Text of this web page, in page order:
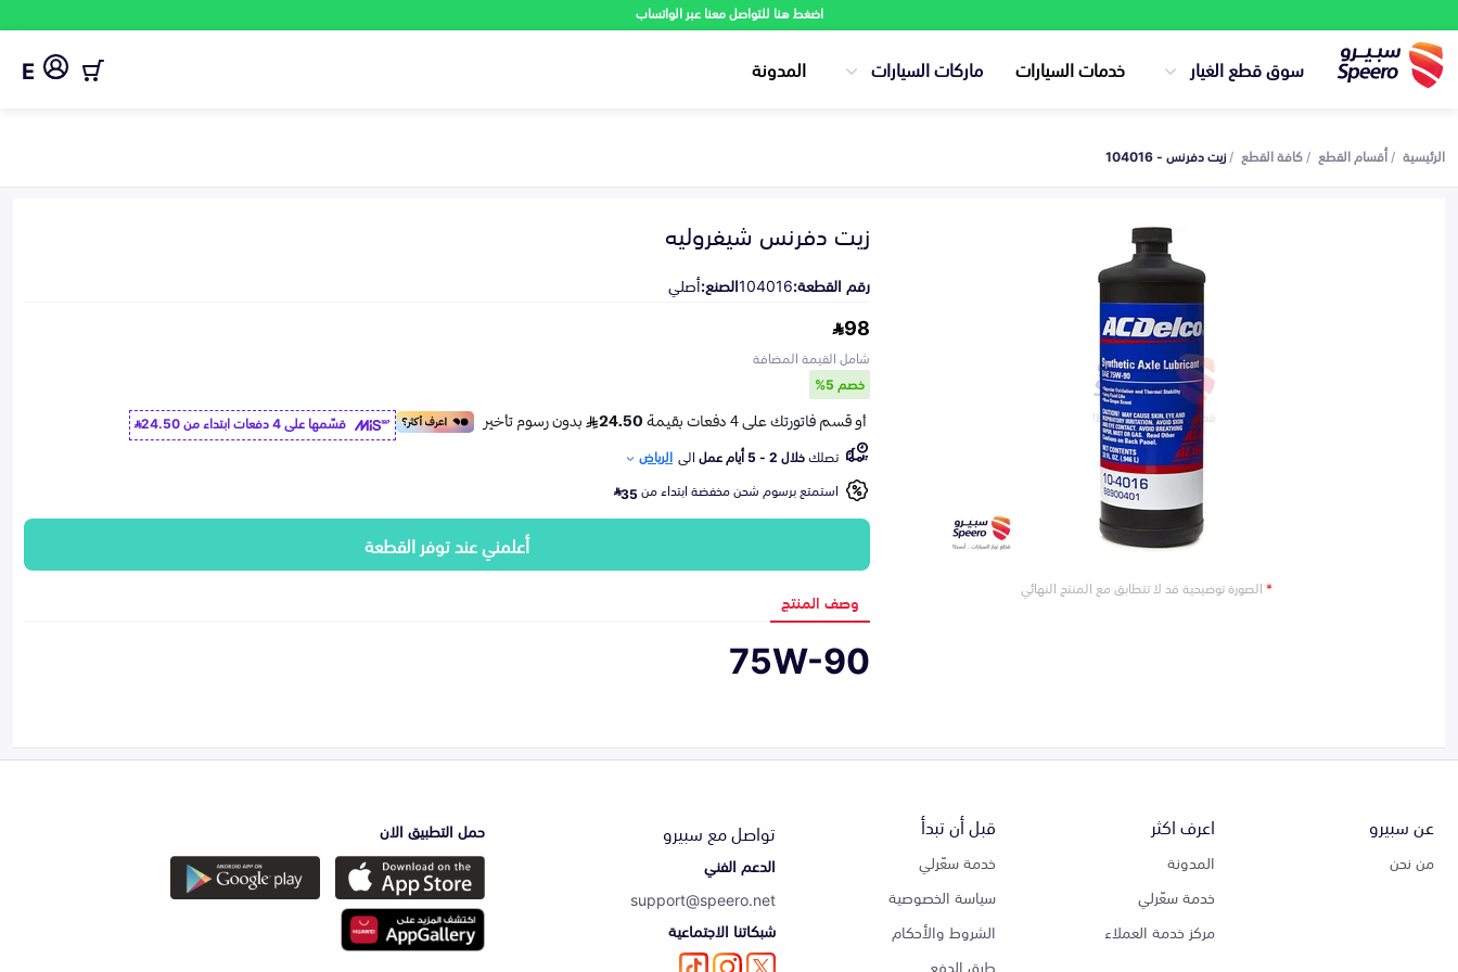
اضغط هنا للتواصل معنا عبر الواتساب
سوق قطع الغيار خدمات السيارات ماركات السيارات المدونة E
الرئيسية أقسام القطع كافة القطع زيت دفرنس - 104016
*الصورة توضيحية قد لا تتطابق مع المنتج النهائي
زيت دفرنس شيفروليه
رقم القطعة:104016الصنع:أصلي
98
شامل القيمة المضافة
خصم 5%
قسّمها على 4 دفعات ابتداء من
24.50
تصلكخلال 2 - 5 أيام عمل الى الرياض
استمتع برسوم شحن مخفضة ابتداء من35
أعلمني عند توفر القطعة
وصف المنتج
75W-90
عن سبيرو
من نحن
اعرف اكثر
المدونة
خدمة سعّرلي
مركز خدمة العملاء
قبل أن تبدأ
خدمة سعّرلي
سياسة الخصوصية
الشروط والأحكام
طرق الدفع
تواصل مع سبيرو
الدعم الفني
support@speero.net
شبكاتنا الاجتماعية
حمل التطبيق الان